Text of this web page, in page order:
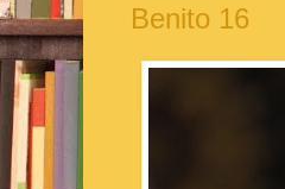
Benito 16